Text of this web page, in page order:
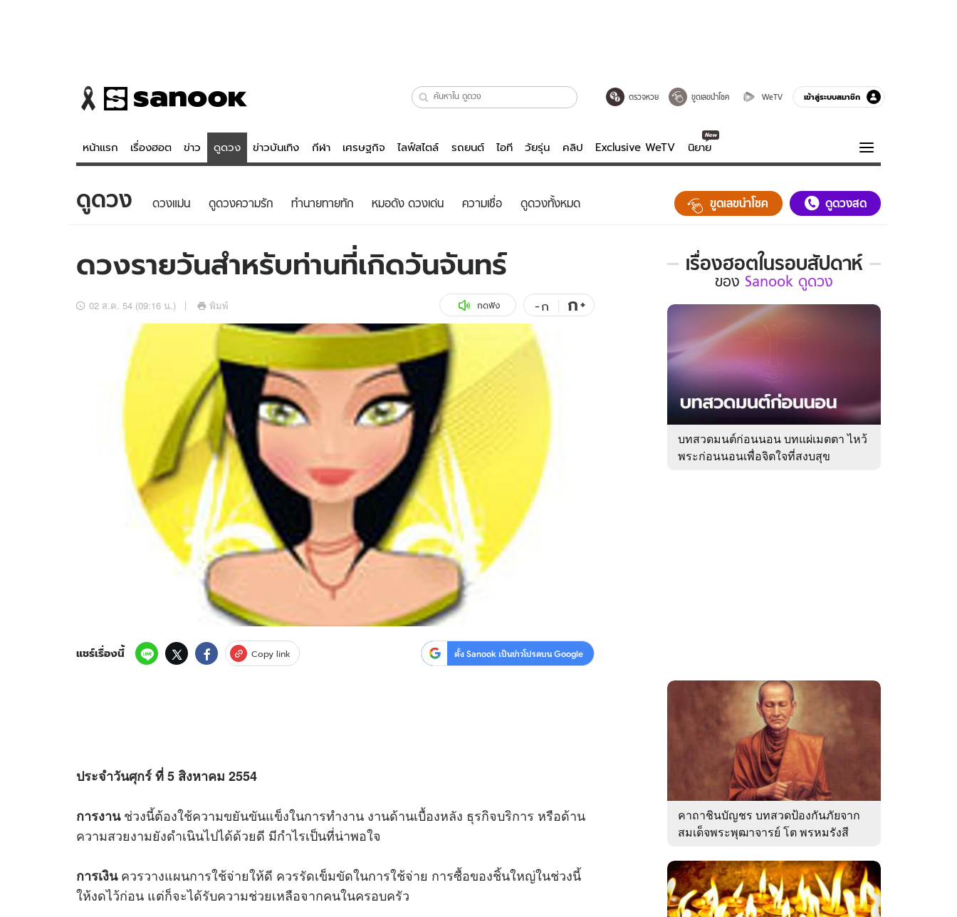
ตรวจหวย ขูดเลขนำโชค WeTV เข้าสู่ระบบสมาชิก
หน้าแรก เรื่องฮอต ข่าว ดูดวง ข่าวบันเทิง กีฬา เศรษฐกิจ ไลฟ์สไตล์ รถยนต์ ไอที วัยรุ่น คลิป Exclusive WeTV นิยาย
ข่าว
ข่าวบันเทิง
อัปเดตจีน
เช็กข่าวชัวร์
ดูดวง - ตรวจหวย
สถิติหวยไทย
ไลฟ์สไตล์
วัยรุ่น
รถยนต์
สุขภาพ
เที่ยว-กิน
Tasteful Thailand
Sanook Choice
คลิป
พอดแคสต์
ความรู้รอบตัว
ฮาวทู
ดาวน์โหลดสนุกแอปฟรี ติดตามสนุกโซเชียลได้ที่
บริษัท อิมเมจ ฟิวเจอร์ (ประเทศไทย) จำกัด
ดูดวง ดวงแม่น ดูดวงความรัก ทํานายทายทัก หมอดัง ดวงเด่น ความเชื่อ ดูดวงทั้งหมด ขูดเลขนำโชค ดูดวงสด
ดวงรายวันสำหรับท่านที่เกิดวันจันทร์
02 ส.ค. 54 (09:16 น.) พิมพ์ กดฟัง -ก ก+
แชร์เรื่องนี้ Copy link ตั้ง Sanook เป็นข่าวโปรดบน Google
ประจำวันศุกร์ ที่ 5 สิงหาคม 2554
การงานช่วงนี้ต้องใช้ความขยันขันแข็งในการทำงาน งานด้านเบื้องหลัง ธุรกิจบริการ หรือด้าน
ความสวยงามยังดำเนินไปได้ด้วยดี มีกำไรเป็นที่น่าพอใจ
การเงินควรวางแผนการใช้จ่ายให้ดี ควรรัดเข็มขัดในการใช้จ่าย การซื้อของชิ้นใหญ่ในช่วงนี้
ให้งดไว้ก่อน แต่ก็จะได้รับความช่วยเหลือจากคนในครอบครัว
เรื่องฮอตในรอบสัปดาห์
เรื่อง
ใน
รอบ
ของ
Sanook
ดูด
ของ Sanook ดูดวง
บทสวดมนต์ก่อนนอน บทแผ่เมตตา ไหว้
พระก่อนนอนเพื่อจิตใจที่สงบสุข
คาถาชินบัญชร บทสวดป้องกันภัยจาก
สมเด็จพระพุฒาจารย์ โต พรหมรังสี